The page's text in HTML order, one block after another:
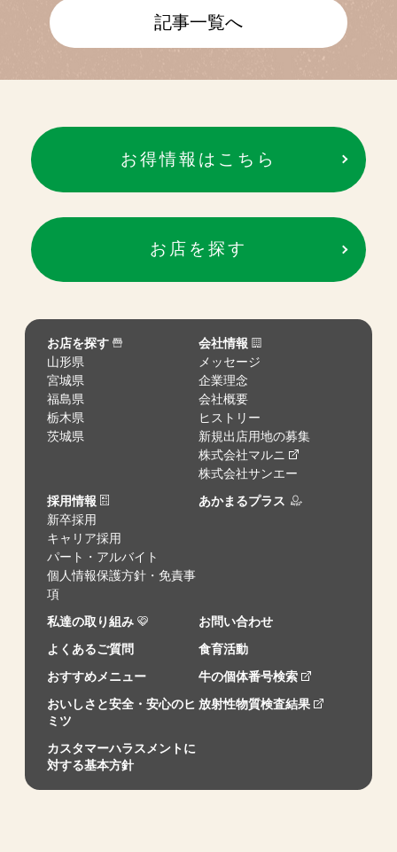
記事一覧へ
お得情報はこちら
お店を探す
お店を探す
山形県
宮城県
福島県
栃木県
茨城県
会社情報
メッセージ
企業理念
会社概要
ヒストリー
新規出店用地の募集
株式会社マルニ
株式会社サンエー
採用情報
新卒採用
キャリア採用
パート・アルバイト
個人情報保護方針・免責事
項
あかまるプラス
私達の取り組み
お問い合わせ
よくあるご質問
食育活動
おすすめメニュー
牛の個体番号検索
おいしさと安全・安心のヒ
ミツ
放射性物質検査結果
カスタマーハラスメントに
対する基本方針